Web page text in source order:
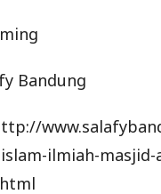
Bandung
ilmiah-masjid-